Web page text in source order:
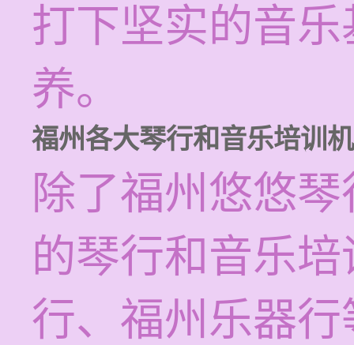
打下坚实的音
养。
福州各大琴行和音乐培训
除了福州悠悠
的琴行和音乐
行、福州乐器